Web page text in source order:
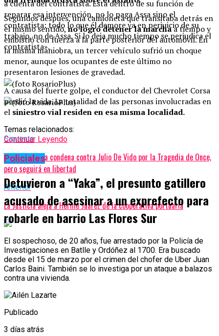
a cuenta del contratista. Está dentro de su función de
reparar esa intervención, no lo paga Assa sino el
contratista: todo lo que él demore va en perjuicio de su
trabajo, no de Assa. Si lo deja mucho tiempo se perjudica el
contratista».
Temas relacionados:
Siguente
Confirmaron la condena contra Julio De Vido por la Tragedia de Once,
pero seguirá en libertad
Anterior
La Justicia aleja a Herme Juárez de la cooperativa portuaria
Segundos después, una camioneta que transitaba detrás en
el mismo sentido,no logró detener la marchaa tiempo y
embistió con fuerza a la parte posterior del automóvil. En
la misma maniobra, un tercer vehículo sufrió un choque
menor, aunque los ocupantes de este último no
presentaron lesiones de gravedad.
A causa del fuerte golpe, el conductor del Chevrolet Corsa
perdió la vida. La totalidad de las personas involucradas en
el siniestro vial residen en esa misma localidad.
Continuar Leyendo
Policiales
Detuvieron a “Yaka”, el presunto gatillero
acusado de asesinar a un exprefecto para
robarle en barrio Las Flores Sur
El sospechoso, de 20 años, fue arrestado por la Policía de
Investigaciones en Batlle y Ordóñez al 1700. Era buscado
desde el 15 de marzo por el crimen del chofer de Uber Juan
Carlos Baini. También se lo investiga por un ataque a balazos
contra una vivienda.
Publicado
3 días atrás